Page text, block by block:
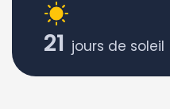
21 jours de soleil